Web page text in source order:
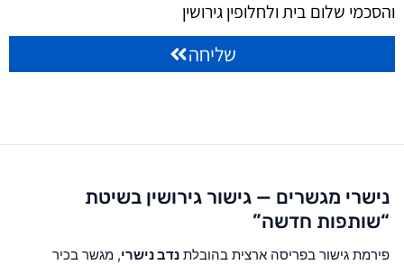
והסכמי שלום בית ולחלופין גירושין
שליחה
נישרי מגשרים — גישור גירושין בשיטת
“שותפות חדשה”
פירמת גישור בפריסה ארצית בהובלת נדב נישרי, מגשר בכיר